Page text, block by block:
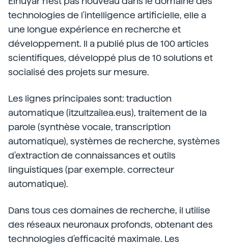
technologies de l'intelligence artificielle, elle a
une longue expérience en recherche et
développement. Il a publié plus de 100 articles
scientifiques, développé plus de 10 solutions et
socialisé des projets sur mesure.
Les lignes principales sont: traduction
automatique (itzultzailea.eus), traitement de la
parole (synthèse vocale, transcription
automatique), systèmes de recherche, systèmes
d'extraction de connaissances et outils
linguistiques (par exemple. correcteur
automatique).
Dans tous ces domaines de recherche, il utilise
des réseaux neuronaux profonds, obtenant des
technologies d'efficacité maximale. Les